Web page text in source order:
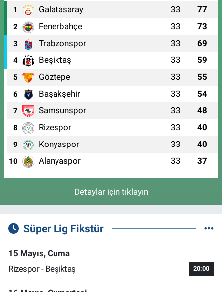
1 Galatasaray 33 77
2 Fenerbahçe 33 73
3 Trabzonspor 33 69
4 Beşiktaş 33 59
5 Göztepe 33 55
6 Başakşehir 33 54
7 Samsunspor 33 48
8 Rizespor 33 40
9 Konyaspor 33 40
10 Alanyaspor 33 37
Detaylar için tıklayın
Süper Lig Fikstür
15 Mayıs, Cuma
Rizespor - Beşiktaş
20:00